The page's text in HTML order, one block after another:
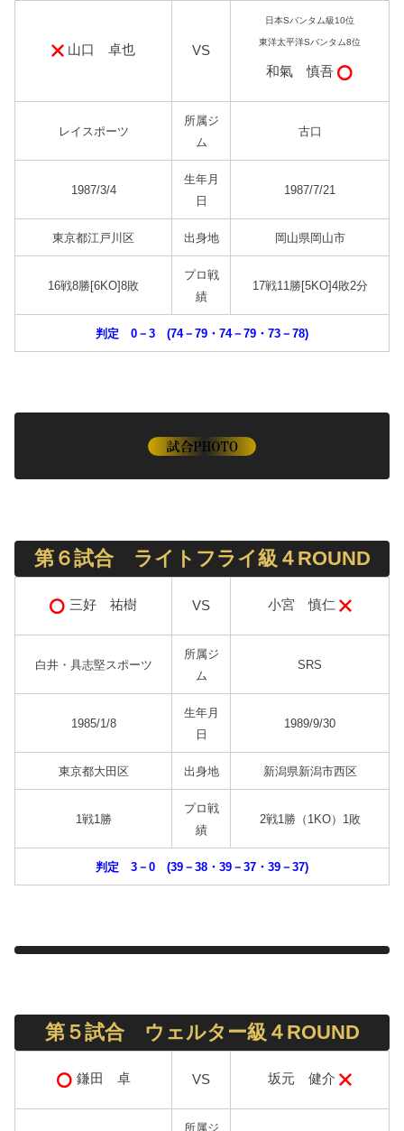
山口 卓也 VS
日本Sバンタム級10位
東洋太平洋Sバンタム8位
和氣 慎吾
レイスポーツ
所属ジ
ム
古口
1987/3/4
生年月
日
1987/7/21
東京都江戸川区 出身地 岡山県岡山市
16戦8勝[6KO]8敗
プロ戦
績
17戦11勝[5KO]4敗2分
判定 0－3 (74－79・74－79・73－78)
第６試合 ライトフライ級４ROUND
三好 祐樹 VS 小宮 慎仁
白井・具志堅スポーツ
所属ジ
ム
SRS
1985/1/8
生年月
日
1989/9/30
東京都大田区 出身地 新潟県新潟市西区
1戦1勝
プロ戦
績
2戦1勝（1KO）1敗
判定 3－0 (39－38・39－37・39－37)
第５試合 ウェルター級４ROUND
鎌田 卓 VS 坂元 健介
所属ジ